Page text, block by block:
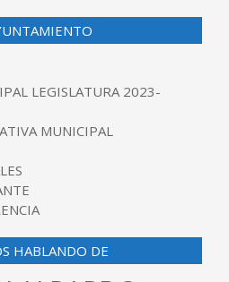
LEGISLATURA 2023-
MUNICIPAL
HABLANDO DE